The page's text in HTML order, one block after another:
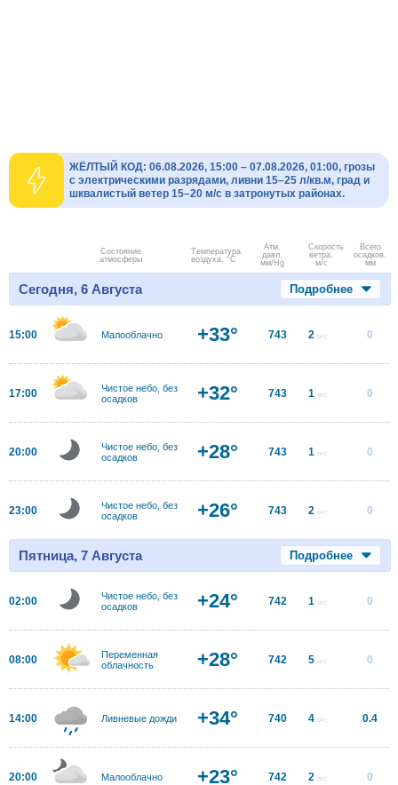
ЖЁЛТЫЙ КОД: 06.08.2026, 15:00 – 07.08.2026, 01:00, грозы
с электрическими разрядами, ливни 15–25 л/кв.м, град и
шквалистый ветер 15–20 м/с в затронутых районах.
Состояние
атмосферы
Температура
воздуха, °C
Атм.
давл.
мм/Hg
Скорость
ветра.
м/с
Всего
осадков,
мм
Сегодня, 6 Августа Подробнее
15:00 Малооблачно +33° 743 2 м/с 0
17:00
Чистое небо, без
осадков
+32° 743 1 м/с 0
20:00
Чистое небо, без
осадков
+28° 743 1 м/с 0
23:00
Чистое небо, без
осадков
+26° 743 2 м/с 0
Пятница, 7 Августа Подробнее
02:00
Чистое небо, без
осадков
+24° 742 1 м/с 0
08:00
Переменная
облачность
+28° 742 5 м/с 0
14:00 Ливневые дожди +34° 740 4 м/с 0.4
20:00 Малооблачно +23° 742 2 м/с 0